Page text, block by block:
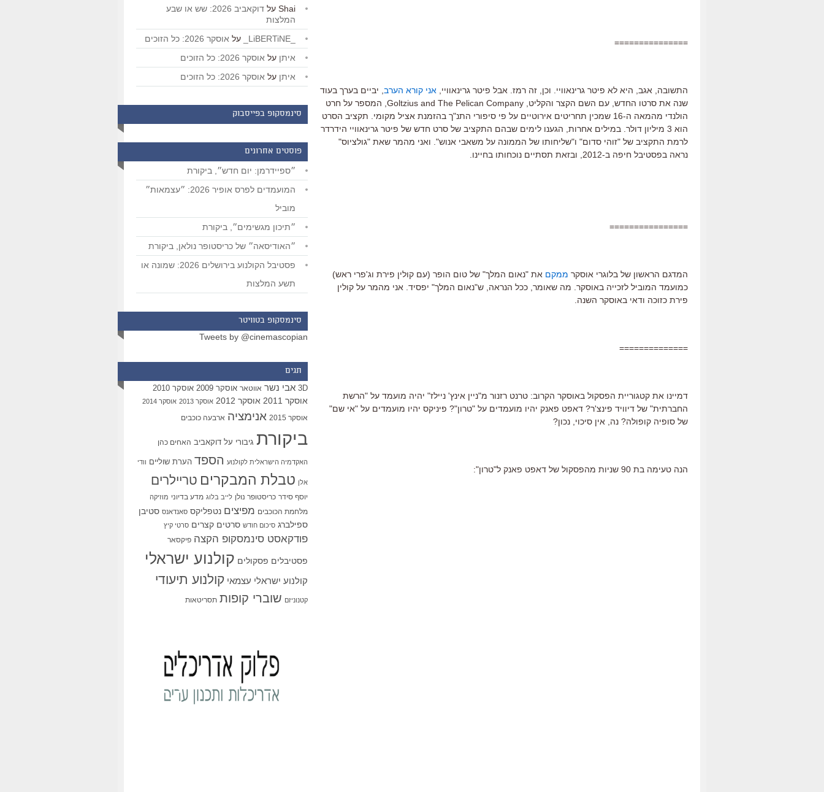
===============
התשובה, אגב, היא לא פיטר גרינאוויי. וכן, זה רמז. אבל פיטר גרינאוויי, אני קורא הערב , יביים בערך בעוד
שנה את סרטו החדש, עם השם הקצר והקליט, Goltzius and The Pelican Company, המספר על חרט
הולנדי מהמאה ה-16 שמכין תחריטים אירוטיים על פי סיפורי התנ"ך בהזמנת אציל מקומי. תקציב הסרט
הוא 3 מיליון דולר. במילים אחרות, הגענו לימים שבהם התקציב של סרט חדש של פיטר גרינאוויי הידרדר
לרמת התקציב של "זוהי סדום" ו"שליחותו של הממונה על משאבי אנוש". ואני מהמר שאת "גולציוס"
נראה בפסטיבל חיפה ב-2012, ובזאת תסתיים נוכחותו בחיינו.
================
המדגם הראשון של בלוגרי אוסקר ממקם את "נאום המלך" של טום הופר (עם קולין פירת וג'פרי ראש)
כמועמד המוביל לזכייה באוסקר. מה שאומר, ככל הנראה, ש"נאום המלך" יפסיד. אני מהמר על קולין
פירת כזוכה ודאי באוסקר השנה.
==============
דמיינו את קטגוריית הפסקול באוסקר הקרוב: טרנט רזנור מ"ניין אינץ' ניילז" יהיה מועמד על "הרשת
החברתית" של דיוויד פינצ'ר? דאפט פאנק יהיו מועמדים על "טרון"? פיניקס יהיו מועמדים על "אי שם"
של סופיה קופולה? נה, אין סיכוי, נכון?
הנה טעימה בת 90 שניות מהפסקול של דאפט פאנק ל"טרון":
Shai על
דוקאביב 2026: שש או שבע
המלצות
על אוסקר 2026: כל הזוכים
איתן על אוסקר 2026: כל הזוכים
איתן על אוסקר 2026: כל הזוכים
סינמסקופ בפייסבוק
פוסטים אחרונים
״ספיידרמן: יום חדש״, ביקורת
המועמדים לפרס אופיר 2026: ״עצמאות״
מוביל
״תיכון מגשימים״, ביקורת
״האודיסאה״ של כריסטופר נולאן, ביקורת
פסטיבל הקולנוע בירושלים 2026: שמונה או
תשע המלצות
סינמסקופ בטוויטר
Tweets by @cinemascopian
תגים
3D אבי נשר אווטאר אוסקר 2009 אוסקר 2010
אוסקר 2011 אוסקר 2012 אוסקר 2013 אוסקר 2014
אוסקר 2015 אנימציה ארבעה כוכבים
ביקורת גיבורי על דוקאביב האחים כהן
האקדמיה הישראלית לקולנוע הספד הערת שוליים וודי
אלן טבלת המבקרים טריילרים
יוסף סידר כריסטופר נולן לייב בלוג מדע בדיוני מוזיקה
מלחמת הכוכבים מפיצים נטפליקס סאנדאנס סטיבן
ספילברג סיכום חודש סרטים קצרים סרטי קיץ
פודקאסט סינמסקופ הקצה פיקסאר
פסטיבלים פסקולים קולנוע ישראלי
קולנוע ישראלי עצמאי קולנוע תיעודי
קטנוניזם שוברי קופות תסריטאות